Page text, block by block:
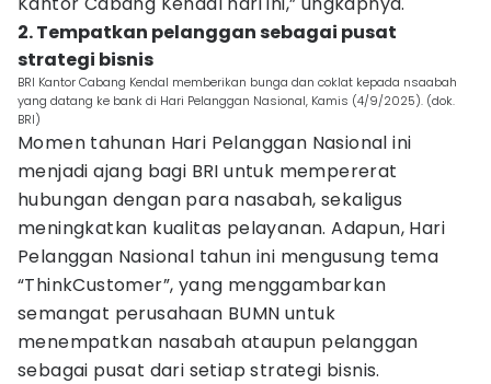
2. Tempatkan pelanggan sebagai pusat
strategi bisnis
BRI Kantor Cabang Kendal memberikan bunga dan coklat kepada nsaabah
yang datang ke bank di Hari Pelanggan Nasional, Kamis (4/9/2025). (dok.
BRI)
Momen tahunan Hari Pelanggan Nasional ini
menjadi ajang bagi BRI untuk mempererat
hubungan dengan para nasabah, sekaligus
meningkatkan kualitas pelayanan. Adapun, Hari
Pelanggan Nasional tahun ini mengusung tema
“ThinkCustomer”, yang menggambarkan
semangat perusahaan BUMN untuk
menempatkan nasabah ataupun pelanggan
sebagai pusat dari setiap strategi bisnis.